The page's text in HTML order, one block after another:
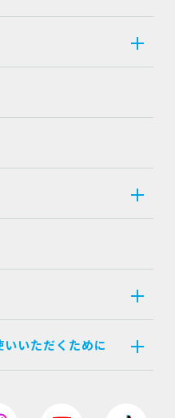
いただくために